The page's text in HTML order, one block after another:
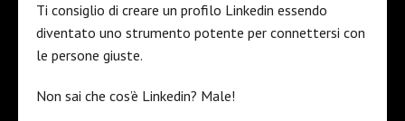
Ti consiglio di creare un profilo Linkedin essendo
diventato uno strumento potente per connettersi con
le persone giuste.
Non sai che cos’è Linkedin? Male!